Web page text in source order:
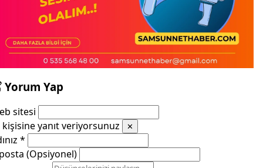
Yorum Yap
sitesi
kişisine yanıt veriyorsunuz
✕
*
(Opsiyonel)